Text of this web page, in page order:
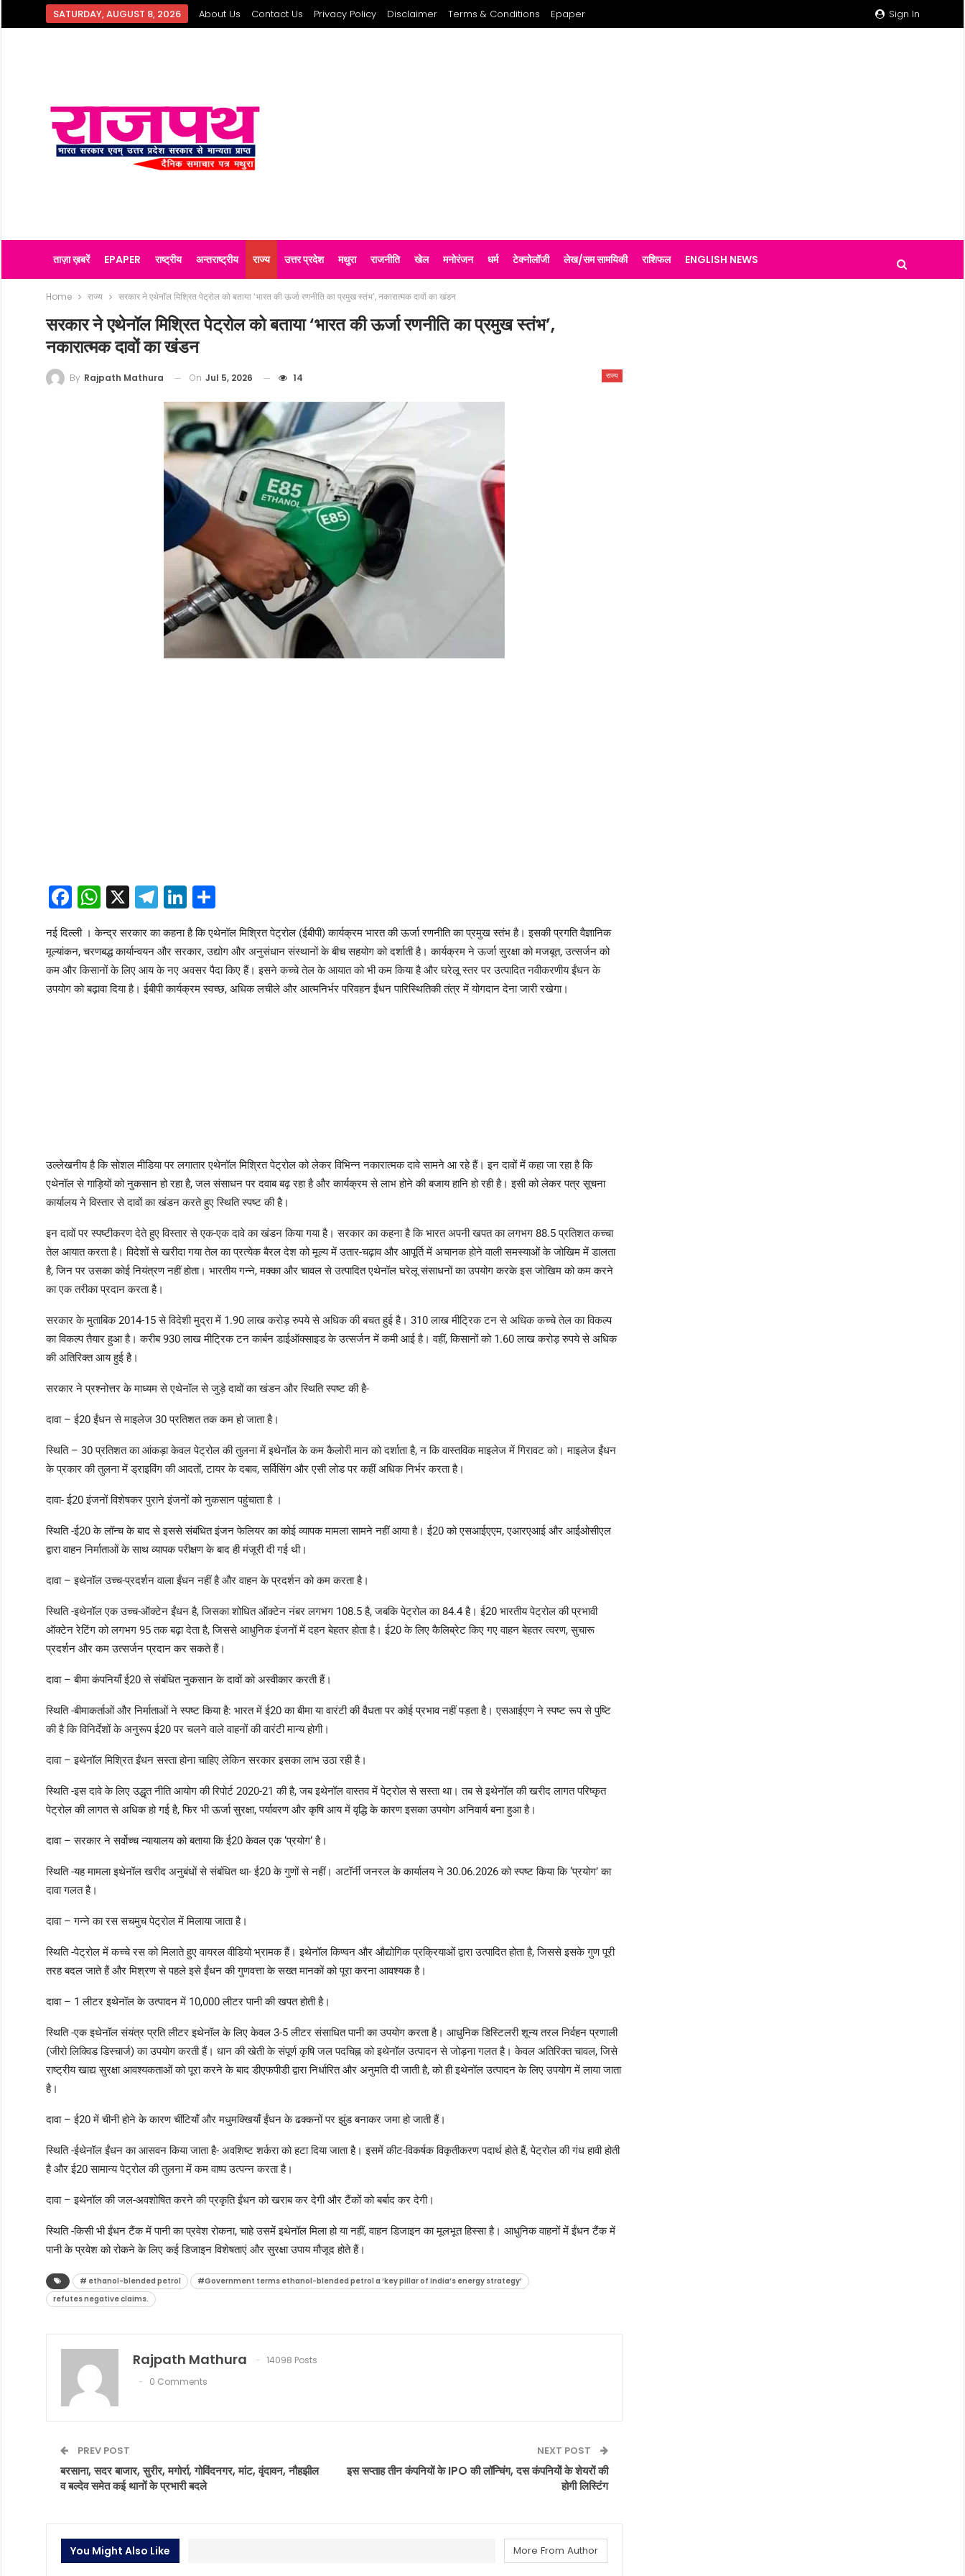
Sign In
SATURDAY, AUGUST 8, 2026 About Us Contact Us Privacy Policy Disclaimer Terms & Conditions Epaper
ताज़ा ख़बरें EPAPER राष्ट्रीय अन्तराष्ट्रीय राज्य उत्तर प्रदेश मथुरा राजनीति खेल मनोरंजन धर्म टेक्नोलॉजी लेख/सम सामयिकी राशिफल ENGLISH NEWS
Home राज्य सरकार ने एथेनॉल मिश्रित पेट्रोल को बताया ‘भारत की ऊर्जा रणनीति का प्रमुख स्तंभ’, नकारात्मक दावों का खंडन
सरकार ने एथेनॉल मिश्रित पेट्रोल को बताया ‘भारत की ऊर्जा रणनीति का प्रमुख स्तंभ’,
नकारात्मक दावों का खंडन
राज्य
By Rajpath Mathura On Jul 5, 2026 14
Facebook
WhatsApp
X Telegram
LinkedIn
Share
नई दिल्ली । केन्द्र सरकार का कहना है कि एथेनॉल मिश्रित पेट्रोल (ईबीपी) कार्यक्रम भारत की ऊर्जा रणनीति का प्रमुख स्तंभ है। इसकी प्रगति वैज्ञानिक
मूल्यांकन, चरणबद्ध कार्यान्वयन और सरकार, उद्योग और अनुसंधान संस्थानों के बीच सहयोग को दर्शाती है। कार्यक्रम ने ऊर्जा सुरक्षा को मजबूत, उत्सर्जन को
कम और किसानों के लिए आय के नए अवसर पैदा किए हैं। इसने कच्चे तेल के आयात को भी कम किया है और घरेलू स्तर पर उत्पादित नवीकरणीय ईंधन के
उपयोग को बढ़ावा दिया है। ईबीपी कार्यक्रम स्वच्छ, अधिक लचीले और आत्मनिर्भर परिवहन ईंधन पारिस्थितिकी तंत्र में योगदान देना जारी रखेगा।
उल्लेखनीय है कि सोशल मीडिया पर लगातार एथेनॉल मिश्रित पेट्रोल को लेकर विभिन्न नकारात्मक दावे सामने आ रहे हैं। इन दावों में कहा जा रहा है कि
एथेनॉल से गाड़ियों को नुकसान हो रहा है, जल संसाधन पर दवाब बढ़ रहा है और कार्यक्रम से लाभ होने की बजाय हानि हो रही है। इसी को लेकर पत्र सूचना
कार्यालय ने विस्तार से दावों का खंडन करते हुए स्थिति स्पष्ट की है।
इन दावों पर स्पष्टीकरण देते हुए विस्तार से एक-एक दावे का खंडन किया गया है। सरकार का कहना है कि भारत अपनी खपत का लगभग 88.5 प्रतिशत कच्चा
तेल आयात करता है। विदेशों से खरीदा गया तेल का प्रत्येक बैरल देश को मूल्य में उतार-चढ़ाव और आपूर्ति में अचानक होने वाली समस्याओं के जोखिम में डालता
है, जिन पर उसका कोई नियंत्रण नहीं होता। भारतीय गन्ने, मक्का और चावल से उत्पादित एथेनॉल घरेलू संसाधनों का उपयोग करके इस जोखिम को कम करने
का एक तरीका प्रदान करता है।
सरकार के मुताबिक 2014-15 से विदेशी मुद्रा में 1.90 लाख करोड़ रुपये से अधिक की बचत हुई है। 310 लाख मीट्रिक टन से अधिक कच्चे तेल का विकल्प
का विकल्प तैयार हुआ है। करीब 930 लाख मीट्रिक टन कार्बन डाईऑक्साइड के उत्सर्जन में कमी आई है। वहीं, किसानों को 1.60 लाख करोड़ रुपये से अधिक
की अतिरिक्त आय हुई है।
सरकार ने प्रश्नोत्तर के माध्यम से एथेनॉल से जुड़े दावों का खंडन और स्थिति स्पष्ट की है-
दावा – ई20 ईंधन से माइलेज 30 प्रतिशत तक कम हो जाता है।
स्थिति – 30 प्रतिशत का आंकड़ा केवल पेट्रोल की तुलना में इथेनॉल के कम कैलोरी मान को दर्शाता है, न कि वास्तविक माइलेज में गिरावट को। माइलेज ईंधन
के प्रकार की तुलना में ड्राइविंग की आदतों, टायर के दबाव, सर्विसिंग और एसी लोड पर कहीं अधिक निर्भर करता है।
दावा- ई20 इंजनों विशेषकर पुराने इंजनों को नुकसान पहुंचाता है ।
स्थिति -ई20 के लॉन्च के बाद से इससे संबंधित इंजन फेलियर का कोई व्यापक मामला सामने नहीं आया है। ई20 को एसआईएएम, एआरएआई और आईओसीएल
द्वारा वाहन निर्माताओं के साथ व्यापक परीक्षण के बाद ही मंजूरी दी गई थी।
दावा – इथेनॉल उच्च-प्रदर्शन वाला ईंधन नहीं है और वाहन के प्रदर्शन को कम करता है।
स्थिति -इथेनॉल एक उच्च-ऑक्टेन ईंधन है, जिसका शोधित ऑक्टेन नंबर लगभग 108.5 है, जबकि पेट्रोल का 84.4 है। ई20 भारतीय पेट्रोल की प्रभावी
ऑक्टेन रेटिंग को लगभग 95 तक बढ़ा देता है, जिससे आधुनिक इंजनों में दहन बेहतर होता है। ई20 के लिए कैलिब्रेट किए गए वाहन बेहतर त्वरण, सुचारू
प्रदर्शन और कम उत्सर्जन प्रदान कर सकते हैं।
दावा – बीमा कंपनियाँ ई20 से संबंधित नुकसान के दावों को अस्वीकार करती हैं।
स्थिति -बीमाकर्ताओं और निर्माताओं ने स्पष्ट किया है: भारत में ई20 का बीमा या वारंटी की वैधता पर कोई प्रभाव नहीं पड़ता है। एसआईएण ने स्पष्ट रूप से पुष्टि
की है कि विनिर्देशों के अनुरूप ई20 पर चलने वाले वाहनों की वारंटी मान्य होगी।
दावा – इथेनॉल मिश्रित ईंधन सस्ता होना चाहिए लेकिन सरकार इसका लाभ उठा रही है।
स्थिति -इस दावे के लिए उद्धृत नीति आयोग की रिपोर्ट 2020-21 की है, जब इथेनॉल वास्तव में पेट्रोल से सस्ता था। तब से इथेनॉल की खरीद लागत परिष्कृत
पेट्रोल की लागत से अधिक हो गई है, फिर भी ऊर्जा सुरक्षा, पर्यावरण और कृषि आय में वृद्धि के कारण इसका उपयोग अनिवार्य बना हुआ है।
दावा – सरकार ने सर्वोच्च न्यायालय को बताया कि ई20 केवल एक ‘प्रयोग’ है।
स्थिति -यह मामला इथेनॉल खरीद अनुबंधों से संबंधित था- ई20 के गुणों से नहीं। अटॉर्नी जनरल के कार्यालय ने 30.06.2026 को स्पष्ट किया कि ‘प्रयोग’ का
दावा गलत है।
दावा – गन्ने का रस सचमुच पेट्रोल में मिलाया जाता है।
स्थिति -पेट्रोल में कच्चे रस को मिलाते हुए वायरल वीडियो भ्रामक हैं। इथेनॉल किण्वन और औद्योगिक प्रक्रियाओं द्वारा उत्पादित होता है, जिससे इसके गुण पूरी
तरह बदल जाते हैं और मिश्रण से पहले इसे ईंधन की गुणवत्ता के सख्त मानकों को पूरा करना आवश्यक है।
दावा – 1 लीटर इथेनॉल के उत्पादन में 10,000 लीटर पानी की खपत होती है।
स्थिति -एक इथेनॉल संयंत्र प्रति लीटर इथेनॉल के लिए केवल 3-5 लीटर संसाधित पानी का उपयोग करता है। आधुनिक डिस्टिलरी शून्य तरल निर्वहन प्रणाली
(जीरो लिक्विड डिस्चार्ज) का उपयोग करती हैं। धान की खेती के संपूर्ण कृषि जल पदचिह्न को इथेनॉल उत्पादन से जोड़ना गलत है। केवल अतिरिक्त चावल, जिसे
राष्ट्रीय खाद्य सुरक्षा आवश्यकताओं को पूरा करने के बाद डीएफपीडी द्वारा निर्धारित और अनुमति दी जाती है, को ही इथेनॉल उत्पादन के लिए उपयोग में लाया जाता
है।
दावा – ई20 में चीनी होने के कारण चींटियाँ और मधुमक्खियाँ ईंधन के ढक्कनों पर झुंड बनाकर जमा हो जाती हैं।
स्थिति -ईथेनॉल ईंधन का आसवन किया जाता है- अवशिष्ट शर्करा को हटा दिया जाता है। इसमें कीट-विकर्षक विकृतीकरण पदार्थ होते हैं, पेट्रोल की गंध हावी होती
है और ई20 सामान्य पेट्रोल की तुलना में कम वाष्प उत्पन्न करता है।
दावा – इथेनॉल की जल-अवशोषित करने की प्रकृति ईंधन को खराब कर देगी और टैंकों को बर्बाद कर देगी।
स्थिति -किसी भी ईंधन टैंक में पानी का प्रवेश रोकना, चाहे उसमें इथेनॉल मिला हो या नहीं, वाहन डिजाइन का मूलभूत हिस्सा है। आधुनिक वाहनों में ईंधन टैंक में
पानी के प्रवेश को रोकने के लिए कई डिजाइन विशेषताएं और सुरक्षा उपाय मौजूद होते हैं।
# ethanol-blended petrol
#Government terms ethanol-blended petrol a ‘key pillar of India’s energy strategy’
refutes negative claims.
Rajpath Mathura
14098 Posts
0 Comments
PREV POST
बरसाना, सदर बाजार, सुरीर, मगोर्रा, गोविंदनगर, मांट, वृंदावन, नौहझील
व बल्देव समेत कई थानों के प्रभारी बदले
NEXT POST
इस सप्ताह तीन कंपनियों के IPO की लॉन्चिंग, दस कंपनियोें के शेयरों की
होगी लिस्टिंग
You Might Also Like More From Author